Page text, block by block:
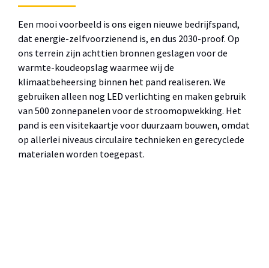
Een mooi voorbeeld is ons eigen nieuwe bedrijfspand,
dat energie-zelfvoorzienend is, en dus 2030-proof. Op
ons terrein zijn achttien bronnen geslagen voor de
warmte-koudeopslag waarmee wij de
klimaatbeheersing binnen het pand realiseren. We
gebruiken alleen nog LED verlichting en maken gebruik
van 500 zonnepanelen voor de stroomopwekking. Het
pand is een visitekaartje voor duurzaam bouwen, omdat
op allerlei niveaus circulaire technieken en gerecyclede
materialen worden toegepast.